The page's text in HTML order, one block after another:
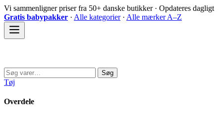
Spring
til
indhold
Vi sammenligner priser fra 50+ danske butikker · Opdateres dagligt
Gratis babypakker · Alle kategorier· Alle mærker A–Z
Søg
efter:
Søg
Tøj
Overdele